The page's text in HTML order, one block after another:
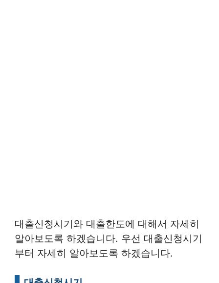
대출신청시기와 대출한도에 대해서 자세히
알아보도록 하겠습니다. 우선 대출신청시기
부터 자세히 알아보도록 하겠습니다.